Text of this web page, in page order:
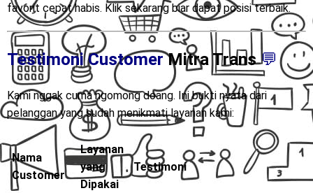
favorit cepat habis. Klik sekarang biar dapat posisi terbaik.
Testimoni CustomerMitra Trans💬
Kami nggak cuma ngomong doang. Ini bukti nyata dari
pelanggan yang sudah menikmati layanan kami:
Nama
Customer
Layanan
yang
Dipakai
Testimoni